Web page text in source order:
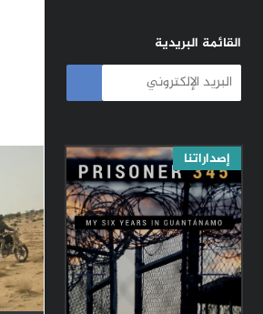
القائمة البريدية
إصداراتنا